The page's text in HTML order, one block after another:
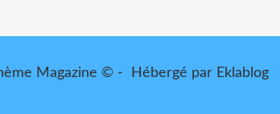
Magazine © - Hébergé par Eklablog